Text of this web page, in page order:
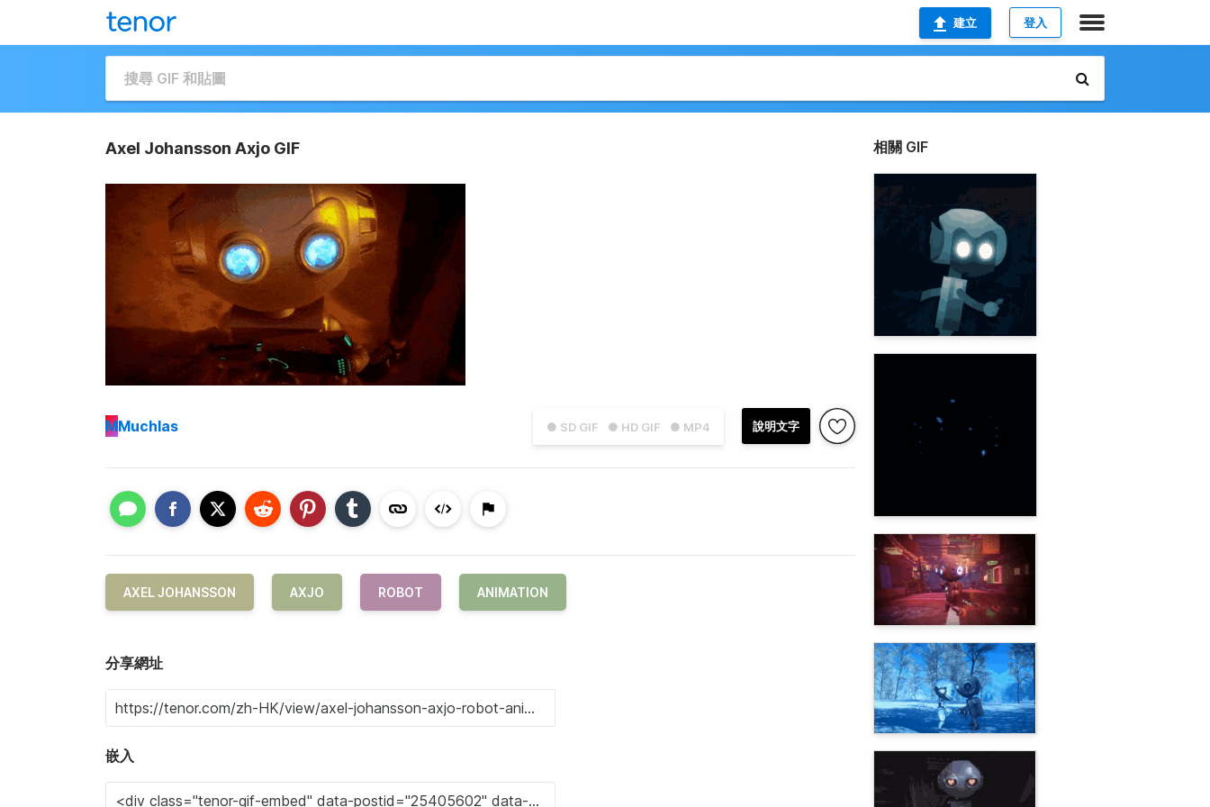
建立 登入
Axel Johansson Axjo GIF
● SD GIF ● HD GIF ● MP4 說明文字
MMuchlas
AXEL JOHANSSON AXJO ROBOT ANIMATION
分享網址
嵌入
相關 GIF